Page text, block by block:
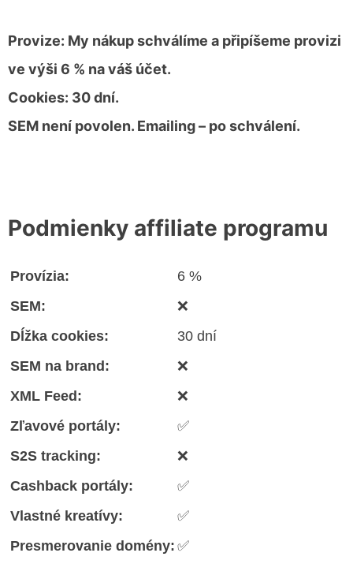
Provize: My nákup schválíme a připíšeme provizi
ve výši 6 % na váš účet.
Cookies: 30 dní.
SEM není povolen. Emailing – po schválení.
Podmienky affiliate programu
Provízia:
6 %
SEM:
❌
Dĺžka cookies:
30 dní
SEM na brand:
❌
XML Feed:
❌
Zľavové portály:
✅
S2S tracking:
❌
Cashback portály:
✅
Vlastné kreatívy:
✅
Presmerovanie domény: ✅